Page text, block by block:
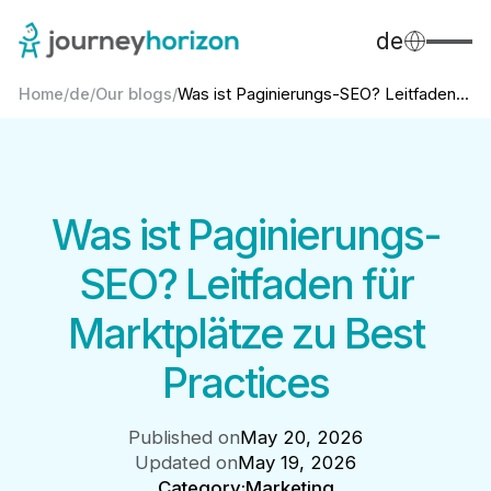
de
Home/de/Our blogs/Was ist Paginierungs-SEO? Leitfaden...
Was ist Paginierungs-
SEO? Leitfaden für
Marktplätze zu Best
Practices
Published onMay 20, 2026
Updated onMay 19, 2026